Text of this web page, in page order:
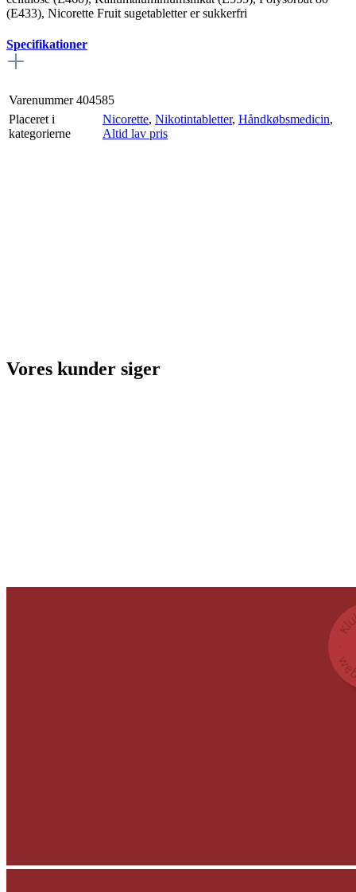
(E433), Nicorette Fruit sugetabletter er sukkerfri
Specifikationer
Varenummer 404585
Placeret i
kategorierne
Nicorette, Nikotintabletter, Håndkøbsmedicin,
Altid lav pris
Vores kunder siger